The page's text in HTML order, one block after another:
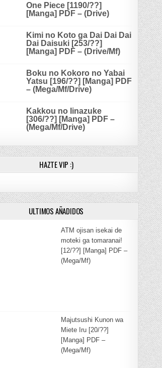
[MANGA] PDF – (MEGA/MF)
WA ISEKAI DEMO YOYUU [91/??] [MANGA] PDF – (MEGA/MF)
TSUKAIKATA: SENJOU WO KAKERU KAIFUKU YOUIN [84/
One Piece [1190/??]
[Manga] PDF – (Drive)
Kimi no Koto ga Dai Dai Dai
Dai Daisuki [253/??]
[Manga] PDF – (Drive/Mf)
Boku no Kokoro no Yabai
Yatsu [196/??] [Manga] PDF
– (Mega/Mf/Drive)
Kakkou no Iinazuke
[306/??] [Manga] PDF –
(Mega/Mf/Drive)
HAZTE VIP :)
ULTIMOS AÑADIDOS
ATM ojisan isekai de
moteki ga tomaranai!
[12/??] [Manga] PDF –
(Mega/Mf)
Majutsushi Kunon wa
Miete Iru [20/??]
[Manga] PDF –
(Mega/Mf)